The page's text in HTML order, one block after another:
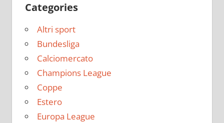
Categories
Altri sport
Bundesliga
Calciomercato
Champions League
Coppe
Estero
Europa League